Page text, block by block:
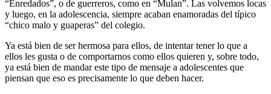
“Enredados”, o de guerreros, como en “Mulan”. Las volvemos locas
y luego, en la adolescencia, siempre acaban enamoradas del típico
“chico malo y guaperas” del colegio.
Ya está bien de ser hermosa para ellos, de intentar tener lo que a
ellos les gusta o de comportarnos como ellos quieren y, sobre todo,
ya está bien de mandar este tipo de mensaje a adolescentes que
piensan que eso es precisamente lo que deben hacer.